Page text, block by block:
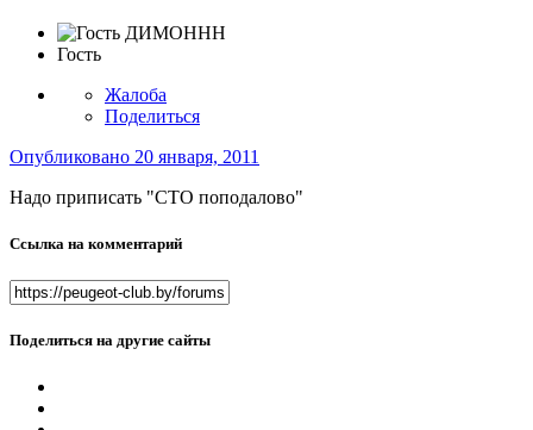
Гость
Жалоба
Поделиться
Опубликовано 20 января, 2011
Надо приписать "СТО поподалово"
Ссылка на комментарий
Поделиться на другие сайты